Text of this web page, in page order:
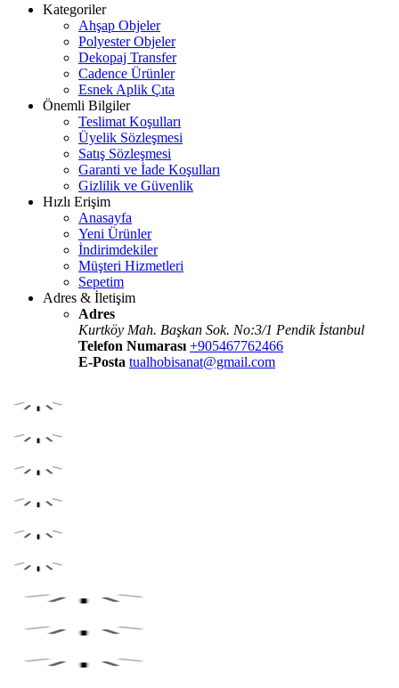
Kategoriler
Ahşap Objeler
Polyester Objeler
Dekopaj Transfer
Cadence Ürünler
Esnek Aplik Çıta
Önemli Bilgiler
Teslimat Koşulları
Üyelik Sözleşmesi
Satış Sözleşmesi
Garanti ve İade Koşulları
Gizlilik ve Güvenlik
Hızlı Erişim
Anasayfa
Yeni Ürünler
İndirimdekiler
Müşteri Hizmetleri
Sepetim
Adres & İletişim
Adres
Kurtköy Mah. Başkan Sok. No:3/1 Pendik İstanbul
Telefon Numarası +905467762466
E-Posta tualhobisanat@gmail.com